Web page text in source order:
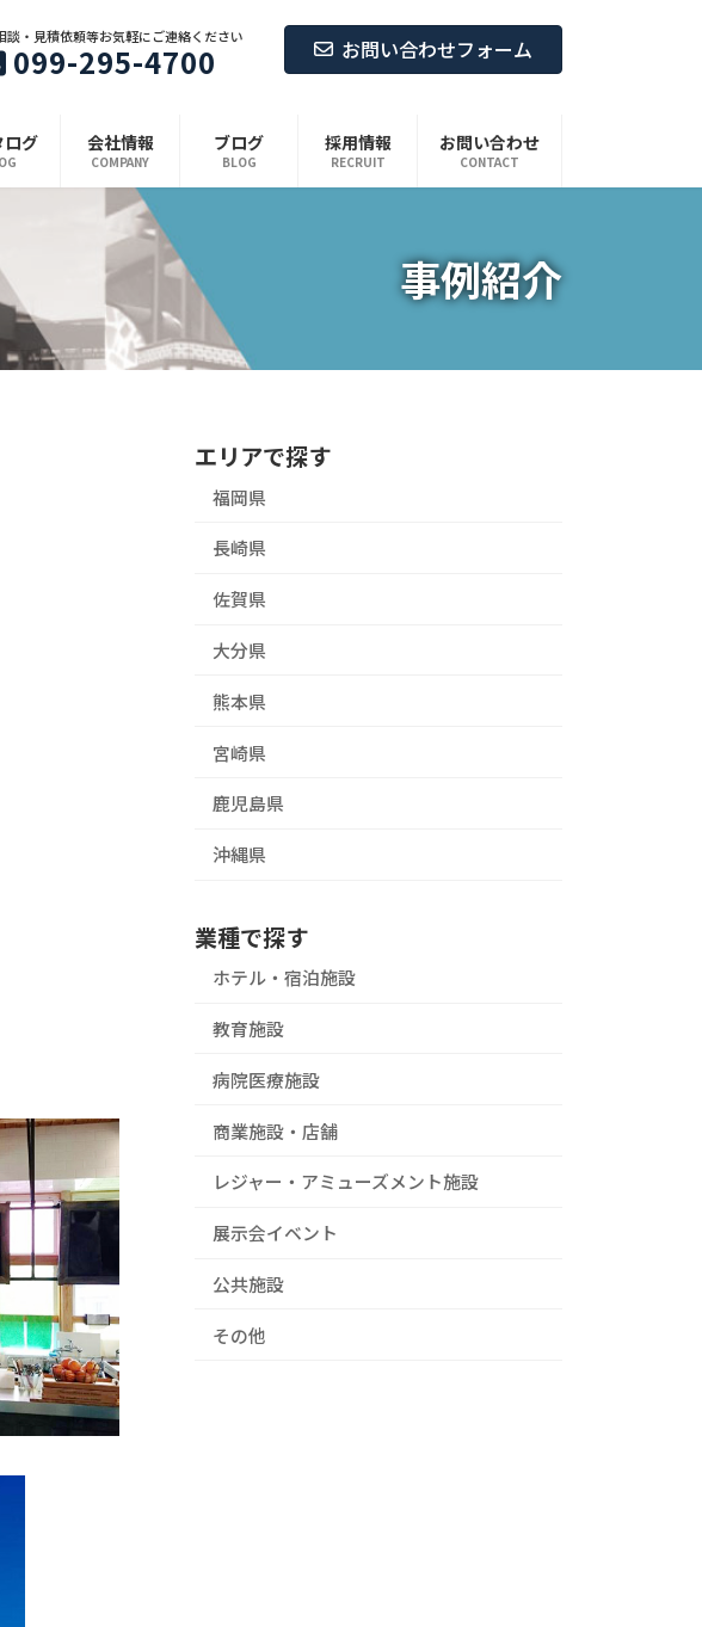
談・見積依頼等お気軽にご連絡ください
099-295-4700 お問い合わせフォーム
ログ 会社情報
COMPANY
ブログ
BLOG
採用情報
RECRUIT
お問い合わせ
CONTACT
事例紹介
エリアで探す
福岡県
長崎県
佐賀県
大分県
熊本県
宮崎県
鹿児島県
沖縄県
業種で探す
ホテル・宿泊施設
教育施設
病院医療施設
商業施設・店舗
レジャー・アミューズメント施設
展示会イベント
公共施設
その他